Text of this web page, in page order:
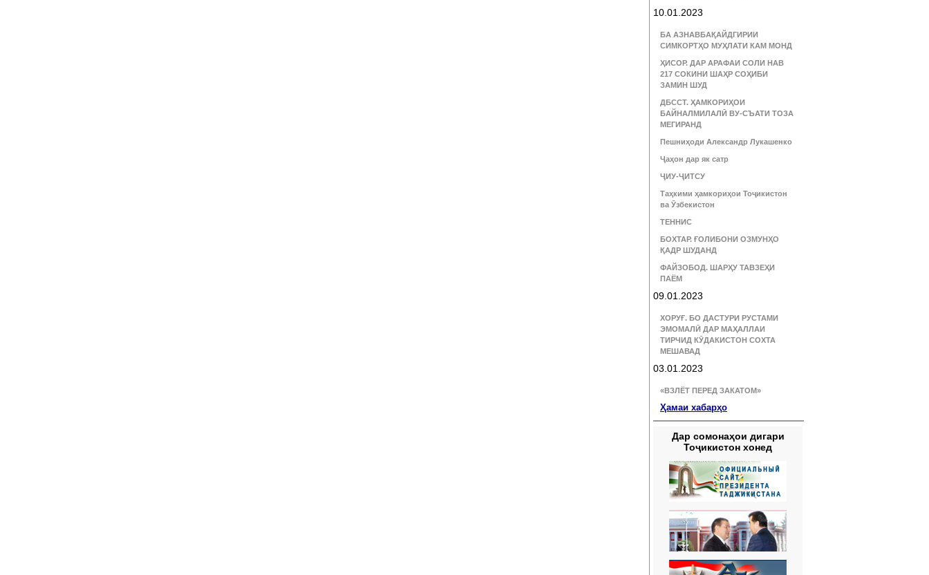
10.01.2023
БА АЗНАВБАҚАЙДГИРИИ
СИМКОРТҲО МУҲЛАТИ КАМ МОНД
ҲИСОР. ДАР АРАФАИ СОЛИ НАВ
217 СОКИНИ ШАҲР СОҲИБИ
ЗАМИН ШУД
ДБССТ. ҲАМКОРИҲОИ
БАЙНАЛМИЛАЛӢ ВУ-СЪАТИ ТОЗА
МЕГИРАНД
Пешниҳоди Александр Лукашенко
Ҷаҳон дар як сатр
ҶИУ-ҶИТСУ
Таҳкими ҳамкориҳои Тоҷикистон
ва Ӯзбекистон
ТЕННИС
БОХТАР. ҒОЛИБОНИ ОЗМУНҲО
ҚАДР ШУДАНД
ФАЙЗОБОД. ШАРҲУ ТАВЗЕҲИ
ПАЁМ
09.01.2023
ХОРУҒ. БО ДАСТУРИ РУСТАМИ
ЭМОМАЛӢ ДАР МАҲАЛЛАИ
ТИРЧИД КӮДАКИСТОН СОХТА
МЕШАВАД
03.01.2023
«ВЗЛЁТ ПЕРЕД ЗАКАТОМ»
Ҳамаи хабарҳо
Дар сомонаҳои дигари
Тоҷикистон хонед